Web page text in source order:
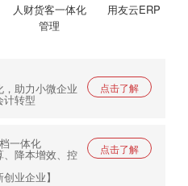
人财货客一体化
管理
用友云ERP
助力小微企业
计转型
点击了解
一体化
降本增效、控
业企业】
点击了解